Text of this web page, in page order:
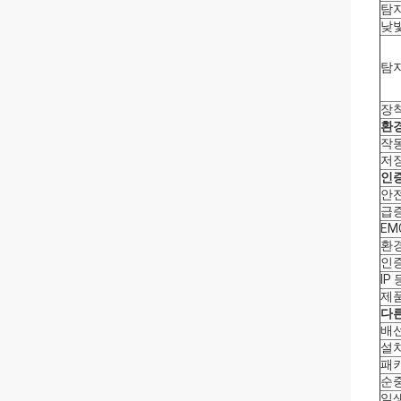
탐
낮
탐
장
환
작
저
인
안
급
환
인
IP
제
다
배
설
패
순